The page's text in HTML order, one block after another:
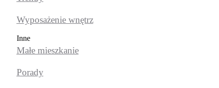
Wyposażenie wnętrz
Inne
Małe mieszkanie
Porady